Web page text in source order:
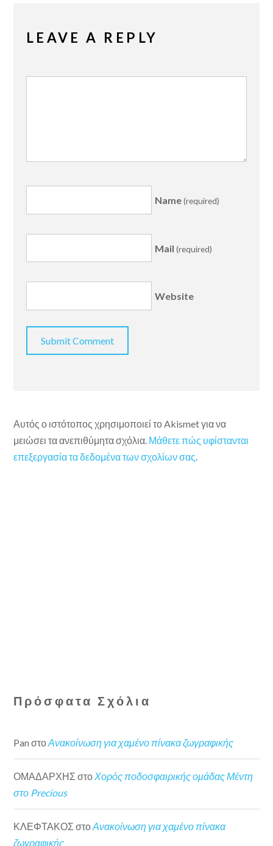
LEAVE A REPLY
Name(required)
Mail (required)
Website
Αυτός ο ιστότοπος χρησιμοποιεί το Akismet για να
μειώσει τα ανεπιθύμητα σχόλια. Μάθετε πώς υφίστανται
επεξεργασία τα δεδομένα των σχολίων σας
Πρόσφατα Σχόλια
Pan στοΑνακοίνωση για χαμένο πίνακα ζωγραφικής
ΟΜΑΔΑΡΧΗΣ στο Χορός ποδοσφαιρικής ομάδας Μέντη
στο Precious
ΚΛΕΦΤΑΚΟΣ στοΑνακοίνωση για χαμένο πίνακα
ζωγραφικής